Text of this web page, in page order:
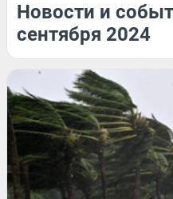
Новости и
сентября 2024